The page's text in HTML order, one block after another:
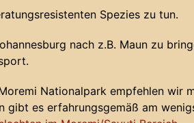
Spezies zu tun.
nach z.B. Maun zu
Nationalpark empfehlen wir
gibt es erfahrungsgemäß am